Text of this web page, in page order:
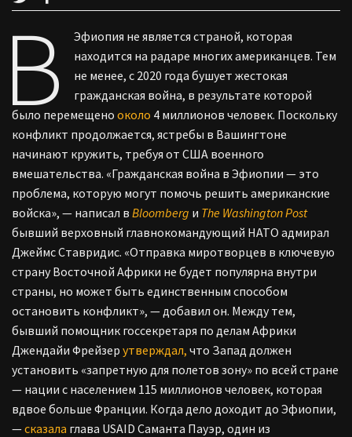
В
Эфиопия не является страной, которая
находится на радаре многих американцев. Тем
не менее, с 2020 года бушует жестокая
гражданская война, в результате которой
было перемещено около 4 миллионов человек. Поскольку
конфликт продолжается, ястребы в Вашингтоне
начинают кружить, требуя от США военного
вмешательства. «Гражданская война в Эфиопии — это
проблема, которую могут помочь решить американские
войска», — написал в Bloomberg и The Washington Post
бывший верховный главнокомандующий НАТО адмирал
Джеймс Ставридис. «Отправка миротворцев в ключевую
страну Восточной Африки не будет популярна внутри
страны, но может быть единственным способом
остановить конфликт», — добавил он. Между тем,
бывший помощник госсекретаря по делам Африки
Джендайи Фрейзер утверждал, что Запад должен
установить «запретную для полетов зону» по всей стране
— нации с населением 115 миллионов человек, которая
вдвое больше Франции. Когда дело доходит до Эфиопии,
—сказала глава USAID Саманта Пауэр, один из